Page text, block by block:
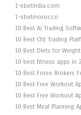
1-xbetindia.com
1-xbetmorocco
10 Best Ai Trading
10 Best Cfd Trading
10 Best Diets for
10 best fitness apps in
10 Best Forex Brokers
10 Best Free Workout
10 Best Free Workout
10 Best Meal Planning